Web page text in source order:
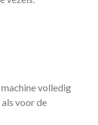
volledig
voor de